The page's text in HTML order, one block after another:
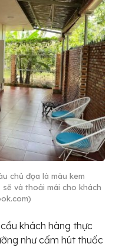
chủ đọa là màu kem
và thoải mái cho khách
khách hàng thực
như cấm hút thuốc